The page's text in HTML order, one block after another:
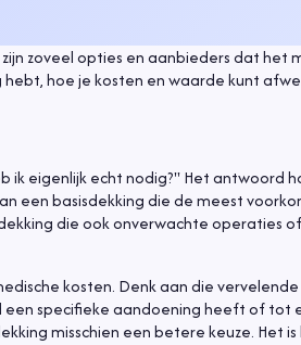
zoveel opties en aanbieders dat het
hoe je kosten en waarde kunt
ik eigenlijk echt nodig?" Het antwoord
een basisdekking die de meest
die ook onverwachte operaties
kosten. Denk aan die
specifieke aandoening heeft of tot
misschien een betere keuze. Het